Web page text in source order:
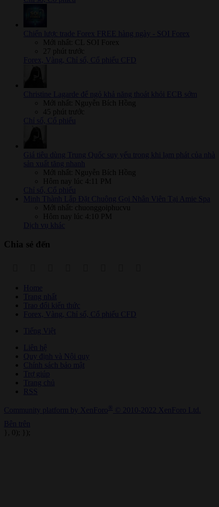
Chiến lược trade Forex FREE hàng ngày - SOI Forex
Mới nhất: CL SOI Forex
27 phút trước
Forex, Vàng, Chỉ số, Cổ phiếu CFD
Christine Lagarde để ngỏ khả năng thoát khỏi ECB sớm
Mới nhất: Nguyễn Bích Hồng
45 phút trước
Chỉ số, Cổ phiếu
Giá tiêu dùng Trung Quốc suy yếu trong khi lạm phát của nhà
sản xuất tăng nhanh
Mới nhất: Nguyễn Bích Hồng
Hôm nay lúc 4:11 PM
Chỉ số, Cổ phiếu
Minh Thành Lắp Đặt Chuông Gọi Nhân Viên Tại Amie Spa
Mới nhất: chuonggoiphucvu
Hôm nay lúc 4:10 PM
Dịch vụ khác
Chia sẻ đến
Home
Trang nhất
Trao đổi kiến thức
Forex, Vàng, Chỉ số, Cổ phiếu CFD
Tiếng Việt
Liên hệ
Quy định và Nội quy
Chính sách bảo mật
Trợ giúp
Trang chủ
RSS
Community platform by XenForo
© 2010-2022 XenForo Ltd.
Bên trên
}, 0); });